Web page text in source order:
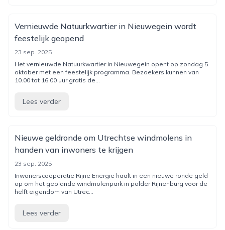
Vernieuwde Natuurkwartier in Nieuwegein wordt
feestelijk geopend
23 sep. 2025
Het vernieuwde Natuurkwartier in Nieuwegein opent op zondag 5
oktober met een feestelijk programma. Bezoekers kunnen van
10.00 tot 16.00 uur gratis de...
Lees verder
Nieuwe geldronde om Utrechtse windmolens in
handen van inwoners te krijgen
23 sep. 2025
Inwonerscoöperatie Rijne Energie haalt in een nieuwe ronde geld
op om het geplande windmolenpark in polder Rijnenburg voor de
helft eigendom van Utrec...
Lees verder